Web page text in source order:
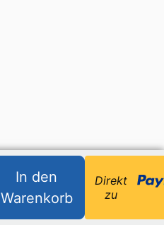
In den
Warenkorb
Direkt
zu